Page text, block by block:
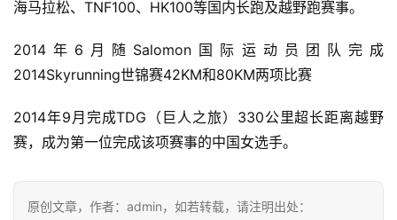
海马拉松、TNF100、HK100等国内长跑及越野跑赛事。
2014年6月随Salomon国际运动员团队完成
2014Skyrunning世锦赛42KM和80KM两项比赛
2014年9月完成TDG（巨人之旅）330公里超长距离越野
赛，成为第一位完成该项赛事的中国女选手。
原创文章，作者：admin，如若转载，请注明出处：